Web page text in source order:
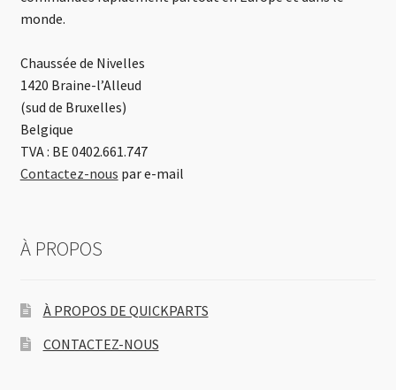
monde.
Chaussée de Nivelles
1420 Braine-l’Alleud
(sud de Bruxelles)
Belgique
TVA : BE 0402.661.747
Contactez-nous par e-mail
À PROPOS
À PROPOS DE QUICKPARTS
CONTACTEZ-NOUS